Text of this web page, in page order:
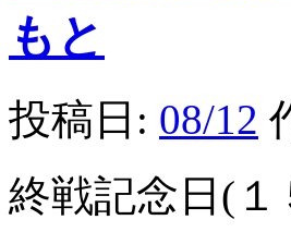
もと
投稿日: 08/12
終戦記念日(